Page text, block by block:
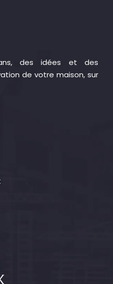
des idées et des
de votre maison, sur